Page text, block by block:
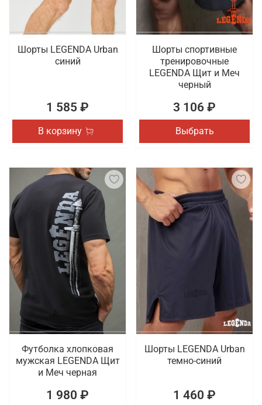
Шорты LEGENDA Urban
синий
1 585 ₽
В корзину
Шорты спортивные
тренировочные
LEGENDA Щит и Меч
черный
3 106 ₽
Выбрать
Футболка хлопковая
мужская LEGENDA Щит
и Меч черная
1 980 ₽
Шорты LEGENDA Urban
темно-синий
1 460 ₽